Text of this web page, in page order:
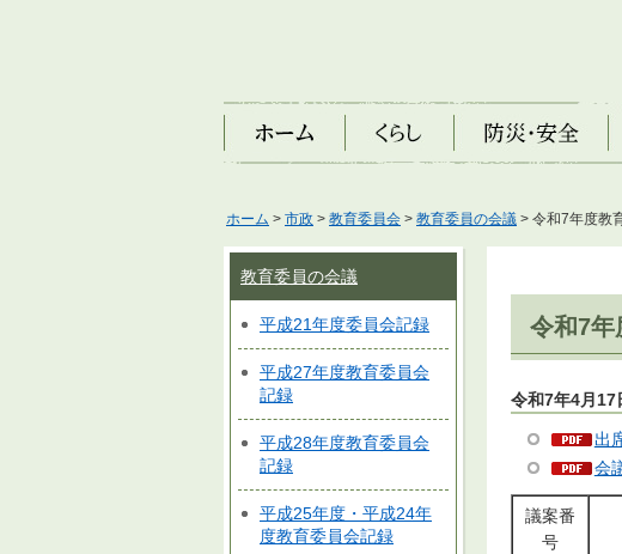
ホーム くらし 防災・安全
ホーム > 市政 > 教育委員会 > 教育委員の会議 > 令和7年度教
教育委員の会議
平成21年度委員会記録
平成27年度教育委員会
記録
平成28年度教育委員会
記録
平成25年度・平成24年
度教育委員会記録
令和7年
令和7年4月17
出
会
議案番
号